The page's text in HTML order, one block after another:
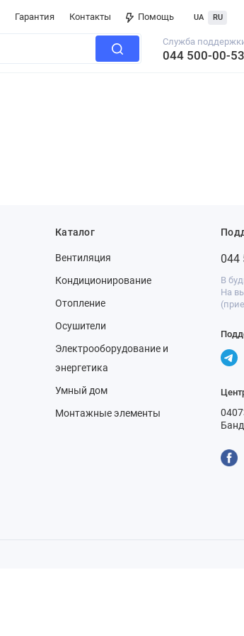
Гарантия Контакты Помощь UA RU
Служба
044 500-00-53
Каталог
Вентиляция
Кондиционирование
Отопление
Осушители
Электрооборудование и
энергетика
Умный дом
Монтажные элементы
044
В
На